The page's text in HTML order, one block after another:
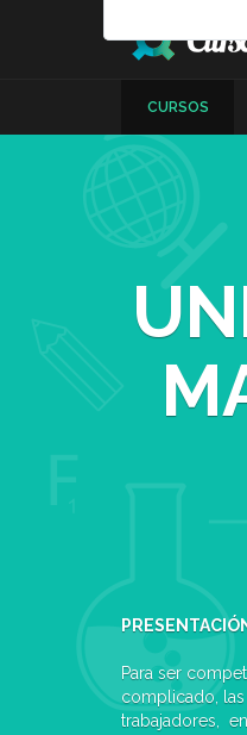
CURSOS
Para ser
complicado,
trabajadores,